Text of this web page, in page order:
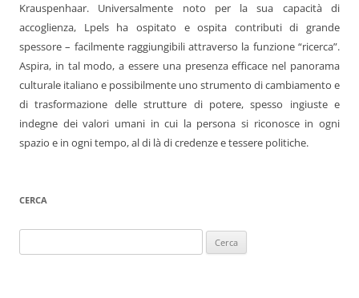
Krauspenhaar. Universalmente noto per la sua capacità di
accoglienza, Lpels ha ospitato e ospita contributi di grande
spessore – facilmente raggiungibili attraverso la funzione “ricerca”.
Aspira, in tal modo, a essere una presenza efficace nel panorama
culturale italiano e possibilmente uno strumento di cambiamento e
di trasformazione delle strutture di potere, spesso ingiuste e
indegne dei valori umani in cui la persona si riconosce in ogni
spazio e in ogni tempo, al di là di credenze e tessere politiche.
CERCA
per: